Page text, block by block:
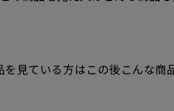
を見ている方はこの後こんな商